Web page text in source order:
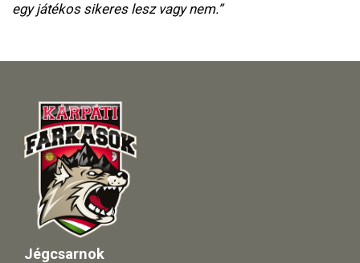
egy játékos sikeres lesz vagy nem.”
Jégcsarnok